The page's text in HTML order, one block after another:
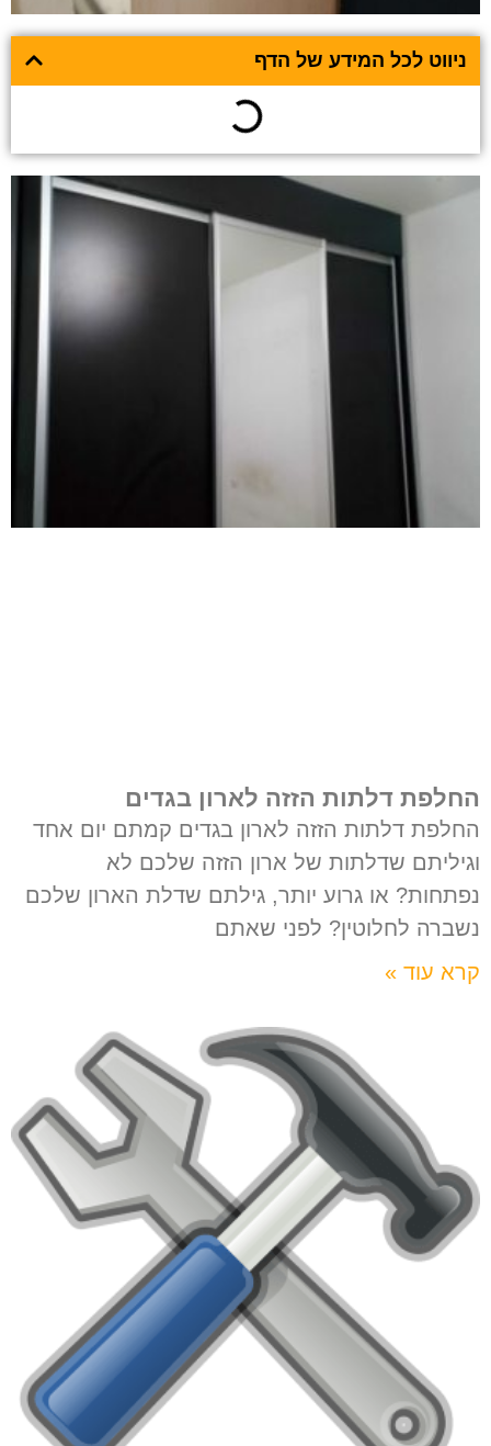
ניווט לכל המידע של הדף
החלפת דלתות הזזה לארון בגדים
החלפת דלתות הזזה לארון בגדים קמתם יום אחד
וגיליתם שדלתות של ארון הזזה שלכם לא
נפתחות? או גרוע יותר, גילתם שדלת הארון שלכם
נשברה לחלוטין? לפני שאתם
קרא עוד »